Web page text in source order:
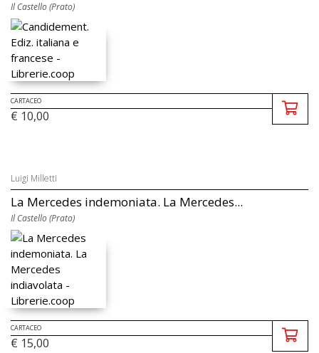
Il Castello (Prato)
CARTACEO
€ 10,00
Luigi Milletti
La Mercedes indemoniata. La Mercedes...
Il Castello (Prato)
CARTACEO
€ 15,00